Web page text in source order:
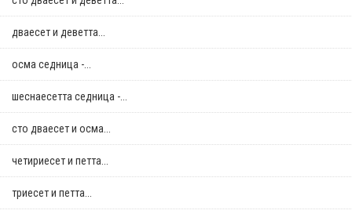
дваесет и деветта...
осма седница -...
шеснаесетта седница -...
сто дваесет и осма...
четириесет и петта...
триесет и петта...